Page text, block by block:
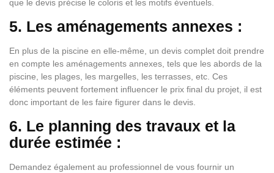
que le devis précise le coloris et les motifs éventuels.
5. Les aménagements annexes :
En plus de la piscine en elle-même, un devis complet doit prendre
en compte les aménagements annexes, tels que les abords de la
piscine, les plages, les margelles, les terrasses, etc. Ces
éléments peuvent fortement influencer le prix final du projet, il est
donc important de les faire figurer dans le devis.
6. Le planning des travaux et la
durée estimée :
Demandez également au professionnel de vous fournir un